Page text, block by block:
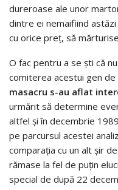
dureroase ale unor
dintre ei nemaifiind
cu orice preţ, să
O fac pentru a se şti că
comiterea acestui gen
masacru s-au aflat
urmărit să determine
altfel şi în decembrie
pe parcursul acestei
comparația cu un alt șir
rămase la fel de puțin
special de după 22